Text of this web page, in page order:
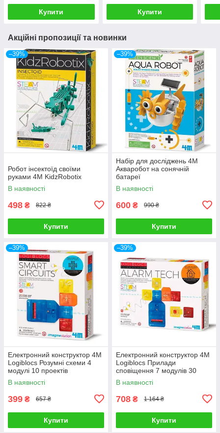
Купити Купити
Акційні пропозиції та новинки
–39%
Робот інсектоїд своїми
руками 4M KidzRobotix
В наявності
498 ₴ 822 ₴
Купити
–39%
Набір для досліджень 4М
Акваробот на сонячній
батареї
В наявності
600 ₴ 990 ₴
Купити
–39%
Електронний конструктор 4M
Logiblocs Розумні схеми 4
модулі 10 проектів
В наявності
399 ₴ 657 ₴
Купити
–39%
Електронний конструктор 4M
Logiblocs Прилади
сповіщення 7 модулів 30
проектів
В наявності
708 ₴ 1 164 ₴
Купити